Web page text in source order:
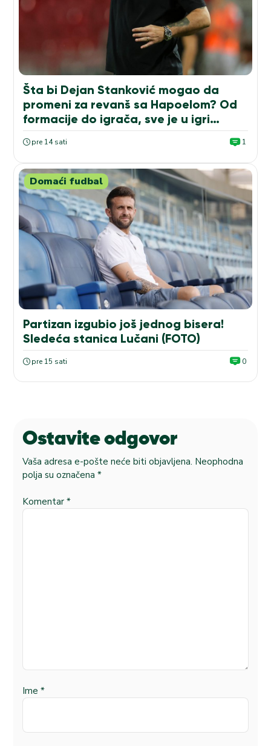
Šta bi Dejan Stanković mogao da
promeni za revanš sa Hapoelom? Od
formacije do igrača, sve je u igri…
pre 14 sati 1
Domaći fudbal
Partizan izgubio još jednog bisera!
Sledeća stanica Lučani (FOTO)
pre 15 sati 0
Ostavite odgovor
Vaša adresa e-pošte neće biti objavljena. Neophodna
polja su označena *
Komentar *
Ime *